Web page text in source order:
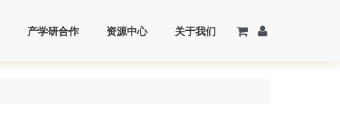
产学研合作 资源中心 关于我们